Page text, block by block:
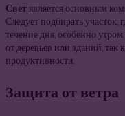
Светявляется основным
Следует подбирать участок,
течение дня, особенно
от деревьев или зданий,
продуктивности.
Защита от ветра